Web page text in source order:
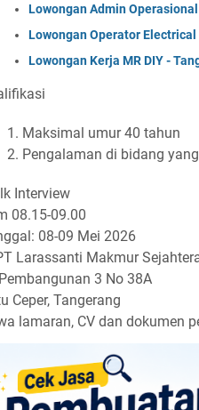
Lowongan Admin
Lowongan Operator
Lowongan Kerja MR DIY -
Maksimal umur 40 tahun
Pengalaman di bidang
Interview
08.15-09.00
08-09 Mei 2026
Larassanti Makmur
3 No 38A
Ceper, Tangerang
lamaran, CV dan dokumen